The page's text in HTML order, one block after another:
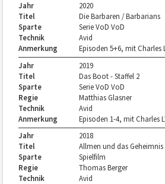
Jahr
2020
Titel
Die Barbaren / Barbarians
Sparte
Serie VoD VoD
Technik
Avid
Anmerkung
Episoden 5+6, mit Charles
Jahr
2019
Titel
Das Boot - Staffel 2
Sparte
Serie VoD VoD
Regie
Matthias Glasner
Technik
Avid
Anmerkung
Episoden 1-4, mit Charles
Jahr
2018
Titel
Allmen und das
Sparte
Spielfilm
Regie
Thomas Berger
Technik
Avid